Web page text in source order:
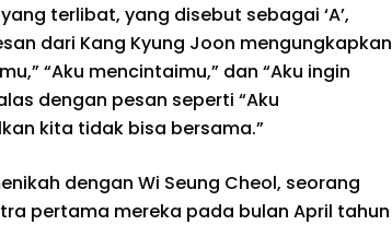
terlibat, yang disebut sebagai ‘A’,
dari Kang Kyung Joon mengungkapkan
“Aku mencintaimu,” dan “Aku ingin
dengan pesan seperti “Aku
kita tidak bisa bersama.”
dengan Wi Seung Cheol, seorang
pertama mereka pada bulan April tahun